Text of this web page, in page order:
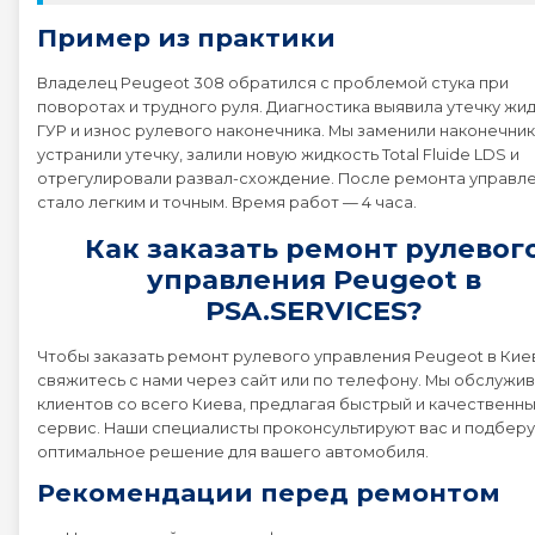
Пример из практики
Владелец Peugeot 308 обратился с проблемой стука при
поворотах и трудного руля. Диагностика выявила утечку
ГУР и износ рулевого наконечника. Мы заменили
устранили утечку, залили новую жидкость Total Fluide LDS и
отрегулировали развал-схождение. После ремонта
стало легким и точным. Время работ — 4 часа.
Как заказать ремонт
управления Peugeot в
PSA.SERVICES?
Чтобы заказать ремонт рулевого управления Peugeot в
свяжитесь с нами через сайт или по телефону. Мы
клиентов со всего Киева, предлагая быстрый и
сервис. Наши специалисты проконсультируют вас и
оптимальное решение для вашего автомобиля.
Рекомендации перед ремонтом